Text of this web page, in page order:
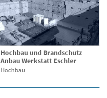
Hochbau und Brandschutz
Anbau Werkstatt Eschler
Hochbau